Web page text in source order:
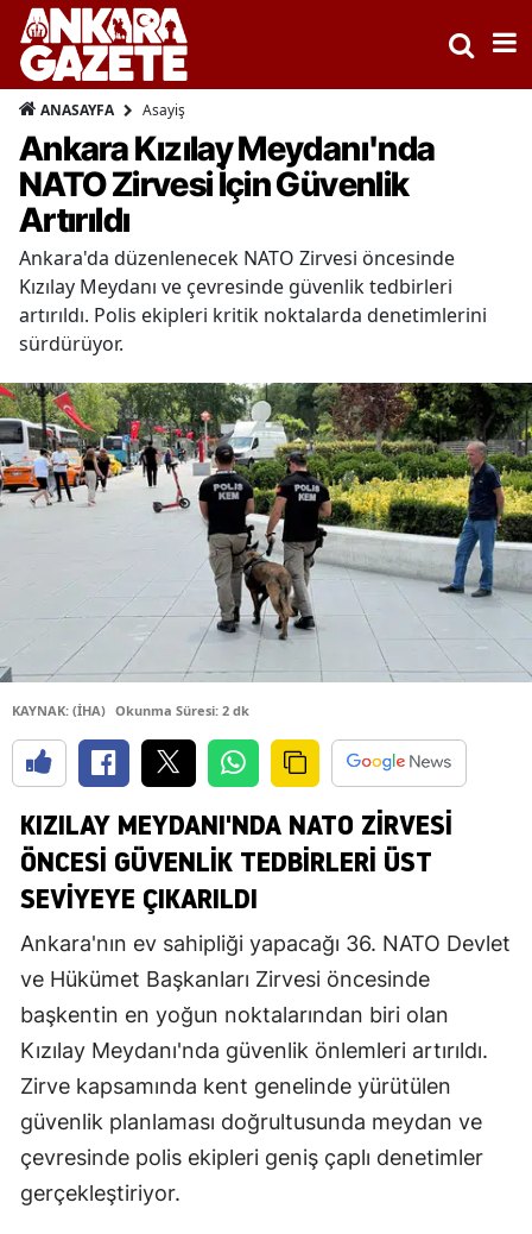
ANASAYFA Asayiş
Ankara Kızılay Meydanı'nda
NATO Zirvesi İçin Güvenlik
Artırıldı
Ankara'da düzenlenecek NATO Zirvesi öncesinde
Kızılay Meydanı ve çevresinde güvenlik tedbirleri
artırıldı. Polis ekipleri kritik noktalarda denetimlerini
sürdürüyor.
KAYNAK: (İHA) Okunma Süresi: 2 dk
KIZILAY MEYDANI'NDA NATO ZIRVESI
ÖNCESI GÜVENLIK TEDBIRLERI ÜST
SEVIYEYE ÇIKARILDI
Ankara'nın ev sahipliği yapacağı 36. NATO Devlet
ve Hükümet Başkanları Zirvesi öncesinde
başkentin en yoğun noktalarından biri olan
Kızılay Meydanı'nda güvenlik önlemleri artırıldı.
Zirve kapsamında kent genelinde yürütülen
güvenlik planlaması doğrultusunda meydan ve
çevresinde polis ekipleri geniş çaplı denetimler
gerçekleştiriyor.